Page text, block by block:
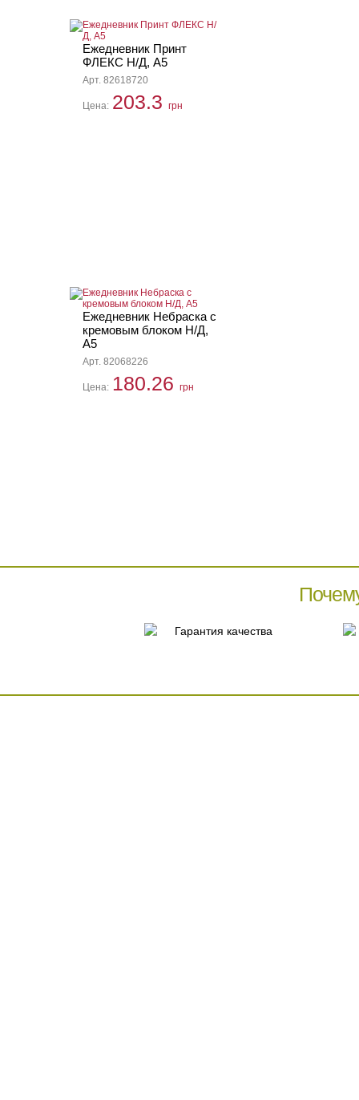
Ежедневник Принт
ФЛЕКС Н/Д, А5
Арт. 82618720
Цена: 203.3 грн
Ежедневник Небраска с
кремовым блоком Н/Д,
А5
Арт. 82068226
Цена: 180.26 грн
Гарантия качества